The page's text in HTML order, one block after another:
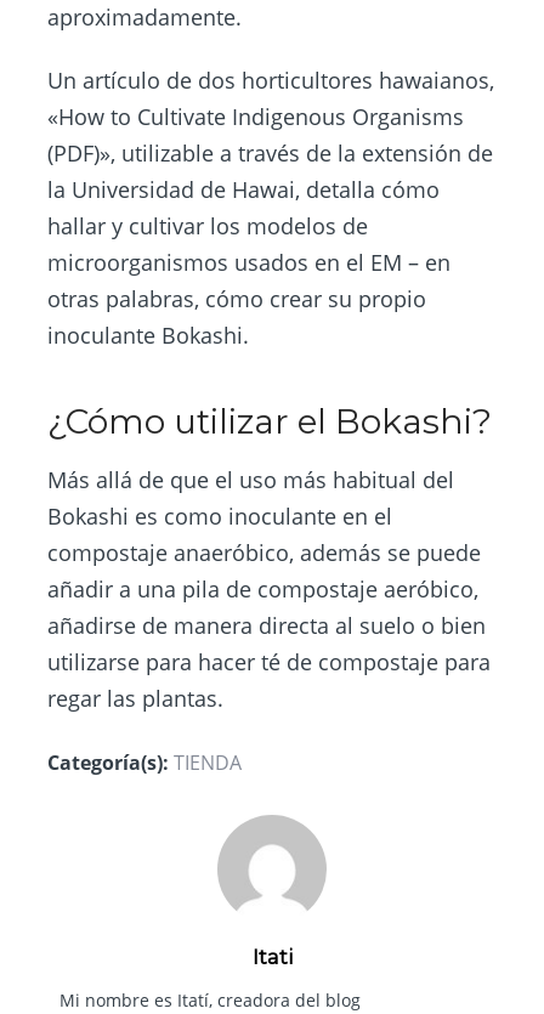
aproximadamente.
Un artículo de dos horticultores hawaianos,
«How to Cultivate Indigenous Organisms
(PDF)», utilizable a través de la extensión de
la Universidad de Hawai, detalla cómo
hallar y cultivar los modelos de
microorganismos usados en el EM – en
otras palabras, cómo crear su propio
inoculante Bokashi.
¿Cómo utilizar el Bokashi?
Más allá de que el uso más habitual del
Bokashi es como inoculante en el
compostaje anaeróbico, además se puede
añadir a una pila de compostaje aeróbico,
añadirse de manera directa al suelo o bien
utilizarse para hacer té de compostaje para
regar las plantas.
Categoría(s): TIENDA
Itati
Mi nombre es Itatí, creadora del blog